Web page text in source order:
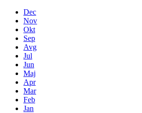
Dec
Nov
Okt
Sep
Avg
Jul
Jun
Maj
Apr
Mar
Feb
Jan